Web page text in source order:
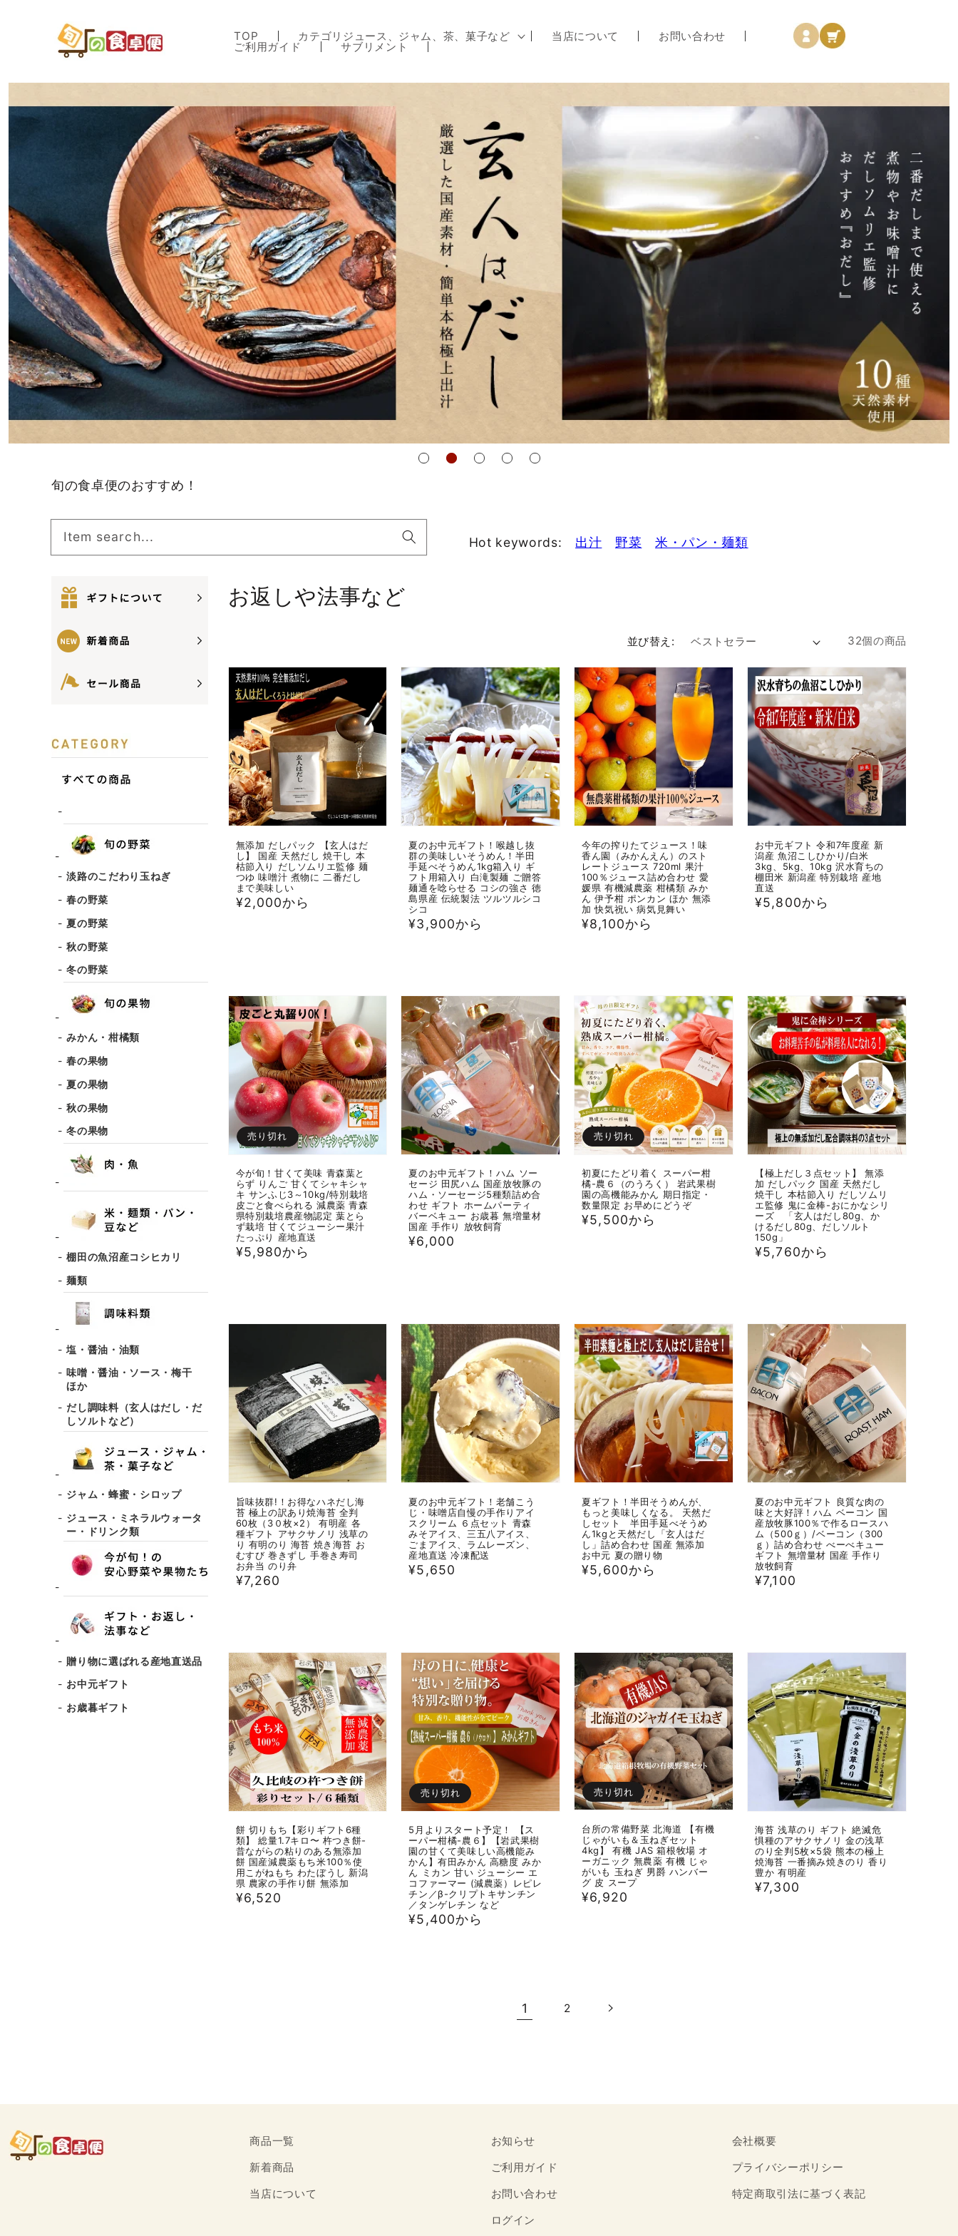
TOP カテゴリジュース、ジャム、茶、菓子など 当店について お問い合わせ
ご利用ガイド サブリメント
グ
イ
ー
旬の食卓便のおすすめ！
Item search... Hot keywords: 出汁 野菜 米・パン・麺類
お返しや法事など
並び替え: 32個の商品
無添加 だしパック 【玄人はだ
し】 国産 天然だし 焼干し 本
枯節入り だしソムリエ監修 麺
つゆ 味噌汁 煮物に 二番だし
まで美味しい
通
¥2,000から
夏のお中元ギフト！喉越し抜
群の美味しいそうめん！半田
手延べそうめん1kg箱入り ギ
フト用箱入り 白滝製麺 ご贈答
麺通を唸らせる コシの強さ 徳
島県産 伝統製法 ツルツルシコ
シコ
通
¥3,900から
今年の搾りたてジュース！味
香ん園（みかんえん）のスト
レートジュース 720ml 果汁
100％ジュース詰め合わせ 愛
媛県 有機減農薬 柑橘類 みか
ん 伊予柑 ポンカン ほか 無添
加 快気祝い 病気見舞い
通
¥8,100から
お中元ギフト 令和7年度産 新
潟産 魚沼こしひかり/白米
3kg、5kg、10kg 沢水育ちの
棚田米 新潟産 特別栽培 産地
直送
通
¥5,800から
今が旬！甘くて美味 青森葉と
らず りんご 甘くてシャキシャ
キ サンふじ3～10kg/特別栽培
皮ごと食べられる 減農薬 青森
県特別栽培農産物認定 葉とら
ず栽培 甘くてジューシー果汁
たっぷり 産地直送
通
¥5,980から
売り切れ
夏のお中元ギフト！ハム ソー
セージ 田尻ハム 国産放牧豚の
ハム・ソーセージ5種類詰め合
わせ ギフト ホームパーティ
バーベキュー お歳暮 無増量材
国産 手作り 放牧飼育
通
¥6,000
初夏にたどり着く スーパー柑
橘-農６（のうろく） 岩武果樹
園の高機能みかん 期日指定・
数量限定 お早めにどうぞ
通
¥5,500から
売り切れ
【極上だし３点セット】 無添
加 だしパック 国産 天然だし
焼干し 本枯節入り だしソムリ
エ監修 鬼に金棒-おにかなシリ
ーズ 「玄人はだし80g、か
けるだし80g、だしソルト
150g」
通
¥5,760から
旨味抜群!！お得なハネだし海
苔 極上の訳あり焼海苔 全判
60枚（3０枚×2） 有明産 各
種ギフト アサクサノリ 浅草の
り 有明のり 海苔 焼き海苔 お
むすび 巻きずし 手巻き寿司
お弁当 のり弁
通
¥7,260
夏のお中元ギフト！老舗こう
じ・味噌店自慢の手作りアイ
スクリーム ６点セット 青森
みそアイス、三五八アイス、
ごまアイス、ラムレーズン、
産地直送 冷凍配送
通
¥5,650
夏ギフト！半田そうめんが、
もっと美味しくなる。 天然だ
しセット 半田手延べそうめ
ん1kgと天然だし「玄人はだ
し」詰め合わせ 国産 無添加
お中元 夏の贈り物
通
¥5,600から
夏のお中元ギフト 良質な肉の
味と大好評！ハム ベーコン 国
産放牧豚100％で作るロースハ
ム（500ｇ）/ベーコン（300
ｇ）詰め合わせ べーべキュー
ギフト 無増量材 国産 手作り
放牧飼育
通
¥7,100
餅 切りもち【彩りギフト6種
類】 総量1.7キロ〜 杵つき餅-
昔ながらの粘りのある無添加
餅 国産減農薬もち米100％使
用こがねもち わたぼうし 新潟
県 農家の手作り餅 無添加
通
¥6,520
5月よりスタート予定！ 【ス
ーパー柑橘-農６】【岩武果樹
園の甘くて美味しい高機能み
かん】有田みかん 高糖度 みか
ん ミカン 甘い ジューシー エ
コファーマー (減農薬）レピレ
チン／β-クリプトキサンチン
／タンゲレチン など
通
¥5,400から
売り切れ
台所の常備野菜 北海道 【有機
じゃがいも＆玉ねぎセット
4kg】 有機 JAS 箱根牧場 オ
ーガニック 無農薬 有機 じゃ
がいも 玉ねぎ 男爵 ハンバー
グ 皮 スープ
通
¥6,920
売り切れ
海苔 浅草のり ギフト 絶滅危
惧種のアサクサノリ 金の浅草
のり全判5枚×5袋 熊本の極上
焼海苔 一番摘み焼きのり 香り
豊か 有明産
通
¥7,300
1 2
淡路のこだわり玉ねぎ
春の野菜
夏の野菜
秋の野菜
冬の野菜
みかん・柑橘類
春の果物
夏の果物
秋の果物
冬の果物
棚田の魚沼産コシヒカリ
麺類
塩・醤油・油類
味噌・醤油・ソース・梅干
ほか
だし調味料（玄人はだし・だ
しソルトなど）
ジャム・蜂蜜・シロップ
ジュース・ミネラルウォータ
ー・ドリンク類
贈り物に選ばれる産地直送品
お中元ギフト
お歳暮ギフト
商品一覧
新着商品
当店について
お知らせ
ご利用ガイド
お問い合わせ
ログイン
会社概要
プライバシーポリシー
特定商取引法に基づく表記